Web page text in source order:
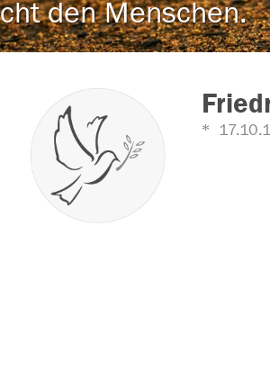
den Menschen.